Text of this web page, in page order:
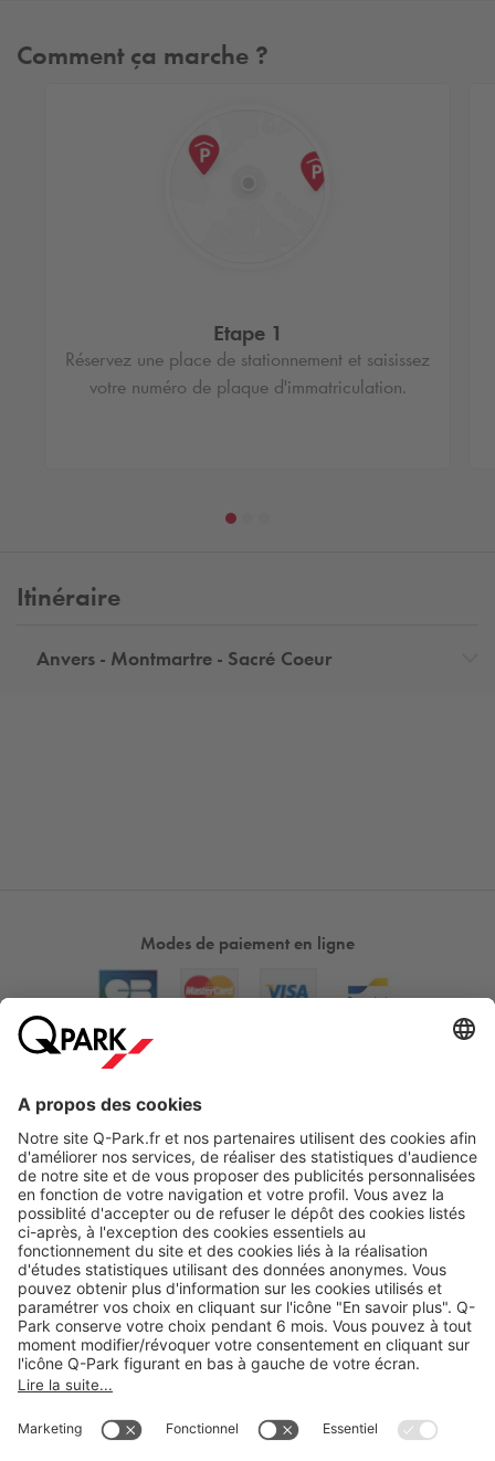
Comment ça marche ?
Etape 1
Réservez une place de stationnement et saisissez
votre numéro de plaque d'immatriculation.
Itinéraire
Anvers - Montmartre - Sacré Coeur
Modes de paiement en ligne
Nos produits
Nos services
Cookies